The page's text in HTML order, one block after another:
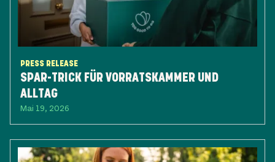
PRESS RELEASE
SPAR-TRICK FÜR VORRATSKAMMER UND
ALLTAG
Mai 19, 2026